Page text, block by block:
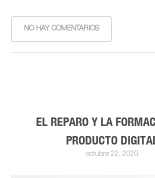
NO HAY COMENTARIOS
EL REPARO Y LA
PRODUCTO
octubre 22, 2020